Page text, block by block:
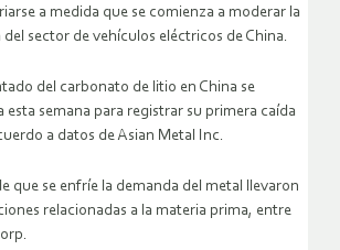
a medida que se comienza a moderar la
sector de vehículos eléctricos de China.
del carbonato de litio en China se
esta semana para registrar su primera caída
a datos de Asian Metal Inc.
que se enfríe la demanda del metal llevaron
relacionadas a la materia prima, entre